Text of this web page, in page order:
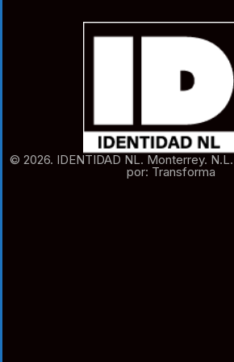
© 2026. IDENTIDAD NL. Monterrey.
por: Transforma